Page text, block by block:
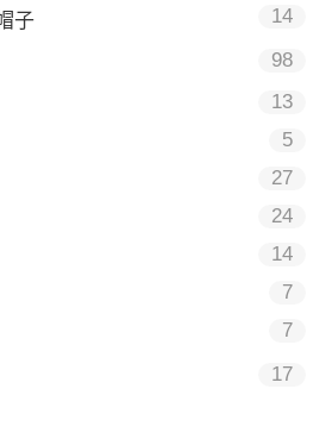
子 14
98
13
5
27
24
14
7
7
17